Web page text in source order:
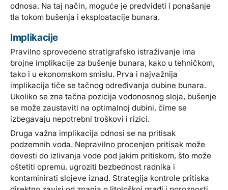
odnosa. Na taj način, moguće je predvideti i ponašanje
tla tokom bušenja i eksploatacije bunara.
Implikacije
Pravilno sprovedeno stratigrafsko istraživanje ima
brojne implikacije za bušenje bunara, kako u tehničkom,
tako i u ekonomskom smislu. Prva i najvažnija
implikacija tiče se tačnog određivanja dubine bunara.
Ukoliko se zna tačna pozicija vodonosnog sloja, bušenje
se može zaustaviti na optimalnoj dubini, čime se
izbegavaju nepotrebni troškovi i rizici.
Druga važna implikacija odnosi se na pritisak
podzemnih voda. Nepravilno procenjen pritisak može
dovesti do izlivanja vode pod jakim pritiskom, što može
oštetiti opremu, ugroziti bezbednost radnika i
kontaminirati slojeve iznad. Strategija kontrole pritiska